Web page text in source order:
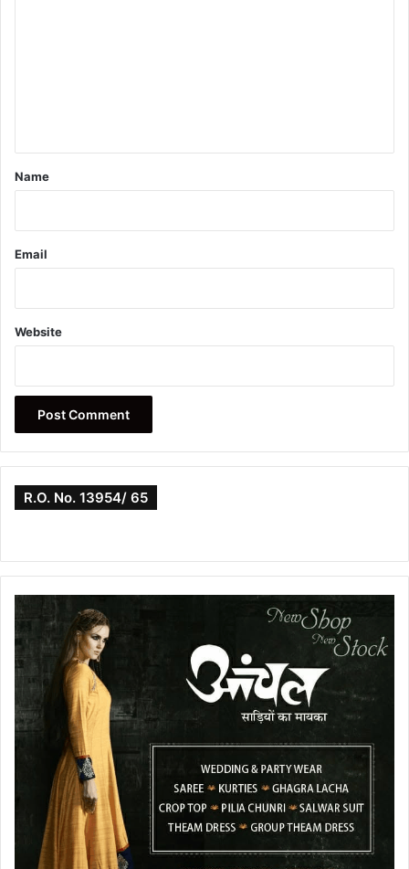
*
Name
Email
Website
R.O. No. 13954/ 65